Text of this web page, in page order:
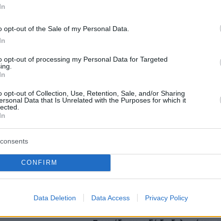
opt-out of the Sale of my Personal Data.
opt-out of processing my Personal Data for Targeted
opt-out of Collection, Use, Retention, Sale, and/or Sharing
Data that Is Unrelated with the Purposes for which it
CONFIRM
Data Deletion Data Access Privacy Policy
Ειδήσειςαπό την Ελλάδα και τον Κόσμο, τη
στο
Τη σκότωσε ο
φαρμακείο που
αδελφή της
«Μαρμαροκολόνα
07.08.2026, 05:00
καταγγέλλουν τρεις ΜΚΟ
07.08.2026, 04:54